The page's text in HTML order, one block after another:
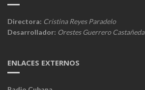
Directora: Cristina Reyes Paradelo
Desarrollador: Orestes Guerrero Castañeda
ENLACES EXTERNOS